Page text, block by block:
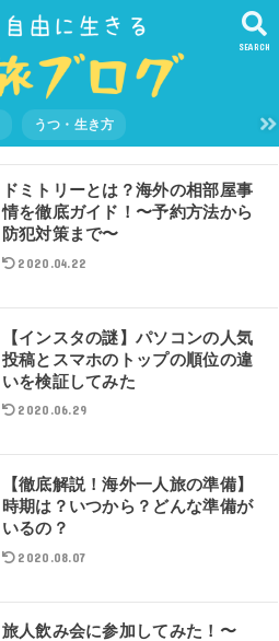
SEARCH
うつ・生き方
ドミトリーとは？海外の相部屋事
情を徹底ガイド！〜予約方法から
防犯対策まで〜
2020.04.22
【インスタの謎】パソコンの人気
投稿とスマホのトップの順位の違
いを検証してみた
2020.06.29
【徹底解説！海外一人旅の準備】
時期は？いつから？どんな準備が
いるの？
2020.08.07
旅人飲み会に参加してみた！〜